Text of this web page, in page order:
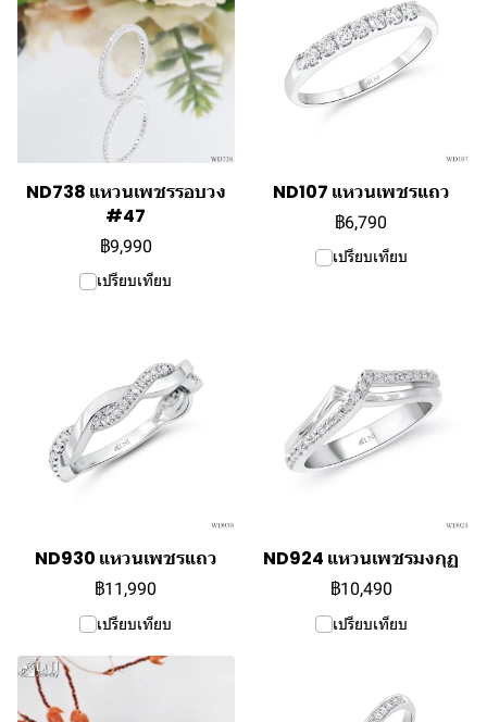
ND738 แหวนเพชรรอบวง
#47
฿9,990
เปรียบเทียบ
ND107 แหวนเพชรแถว
฿6,790
เปรียบเทียบ
ND930 แหวนเพชรแถว
฿11,990
เปรียบเทียบ
ND924 แหวนเพชรมงกุฏ
฿10,490
เปรียบเทียบ